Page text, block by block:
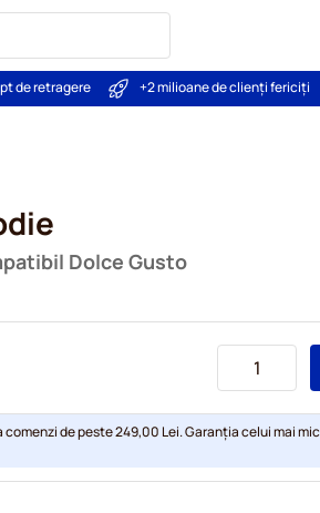
de retragere +2 milioane de clienți fericiți
Dolce Gusto
comenzi de peste 249,00 Lei. Garanția celui mai